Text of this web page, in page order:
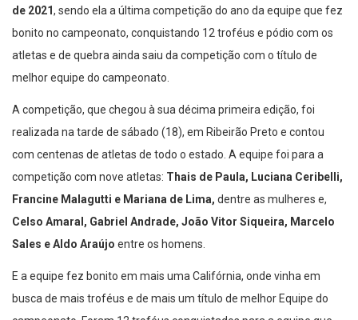
de 2021, sendo ela a última competição do ano da equipe que fez
bonito no campeonato, conquistando 12 troféus e pódio com os
atletas e de quebra ainda saiu da competição com o título de
melhor equipe do campeonato.
A competição, que chegou à sua décima primeira edição, foi
realizada na tarde de sábado (18), em Ribeirão Preto e contou
com centenas de atletas de todo o estado. A equipe foi para a
competição com nove atletas: Thais de Paula, Luciana Ceribelli,
Francine Malagutti e Mariana de Lima, dentre as mulheres e,
Celso Amaral, Gabriel Andrade, João Vitor Siqueira, Marcelo
Sales e Aldo Araújo entre os homens.
E a equipe fez bonito em mais uma Califórnia, onde vinha em
busca de mais troféus e de mais um título de melhor Equipe do